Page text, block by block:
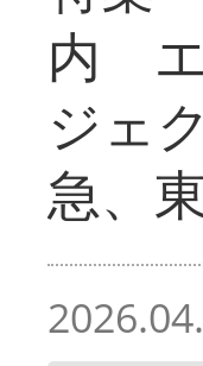
内 エ
ジェ
急、